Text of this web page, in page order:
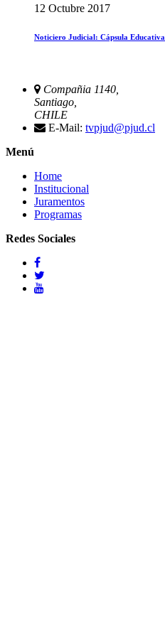
12 Octubre 2017
Noticiero Judicial: Cápsula
Compañia 1140,
Santiago,
CHILE
E-Mail: tvpjud@pjud.cl
Menú
Home
Institucional
Juramentos
Programas
Redes Sociales